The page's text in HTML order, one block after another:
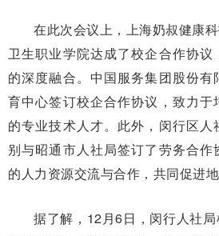
在此次会议上，上海奶叔健康
卫生职业学院达成了校企合作协
的深度融合。中国服务集团股份
育中心签订校企合作协议，致力
的专业技术人才。此外，闵行区
别与昭通市人社局签订了劳务合
的人力资源交流与合作，共同促进地
据了解，12月6日，闵行人社